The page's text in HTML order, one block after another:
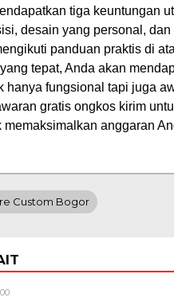
tiga keuntungan
desain yang personal, dan
panduan praktis di
tepat, Anda akan
hanya fungsional tapi juga
gratis ongkos kirim
memaksimalkan anggaran
Custom Bogor